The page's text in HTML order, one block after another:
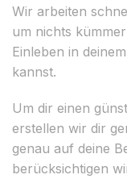
Wir arbeiten
um nichts
Einleben in
kannst.
Um dir einen
erstellen wir dir
genau auf deine
berücksichtigen